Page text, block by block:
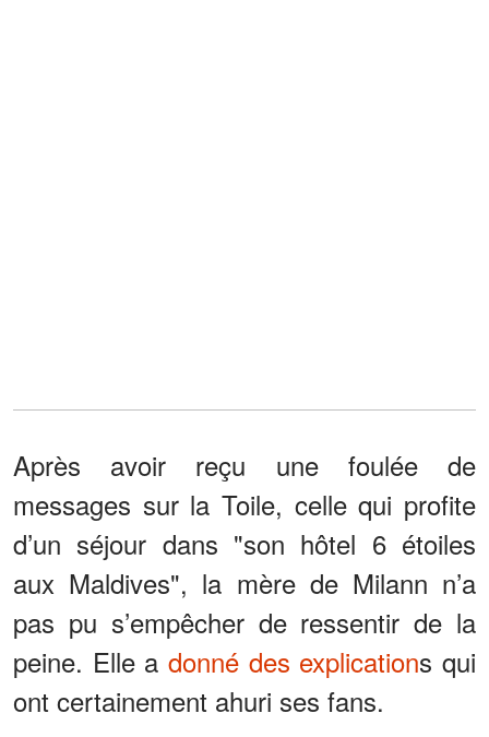
Après avoir reçu une foulée de
messages sur la Toile, celle qui profite
d’un séjour dans "son hôtel 6 étoiles
aux Maldives", la mère de Milann n’a
pas pu s’empêcher de ressentir de la
peine. Elle a donné des explications qui
ont certainement ahuri ses fans.